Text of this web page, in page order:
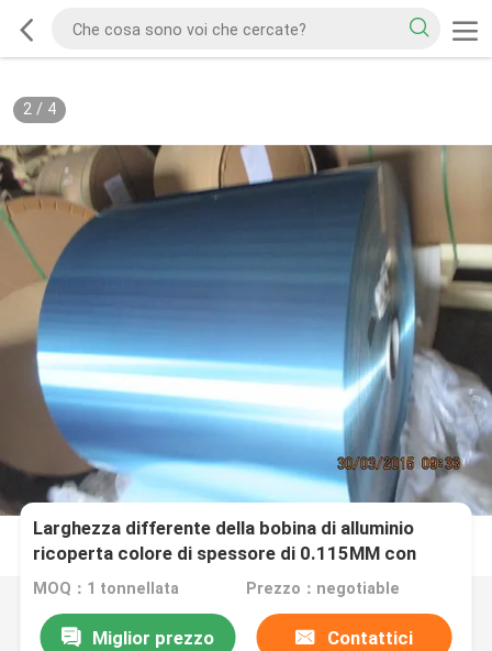
2/ 4
Larghezza differente della bobina di alluminio
ricoperta colore di spessore di 0.115MM con
rivestimento idrofobo
MOQ：1 tonnellata Prezzo：negotiable
Miglior prezzo Contattici